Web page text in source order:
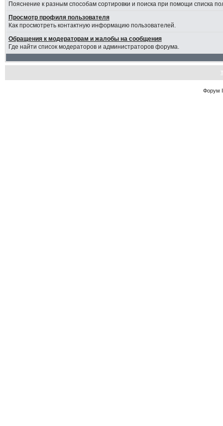
Пояснение к разным способам сортировки и поиска при помощи списка
Просмотр профиля пользователя
Как просмотреть контактную информацию пользователей.
Обращения к модераторам и жалобы на сообщения
Где найти список модераторов и администраторов форума.
Форум